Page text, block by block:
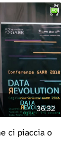
36:32
ci piaccia o